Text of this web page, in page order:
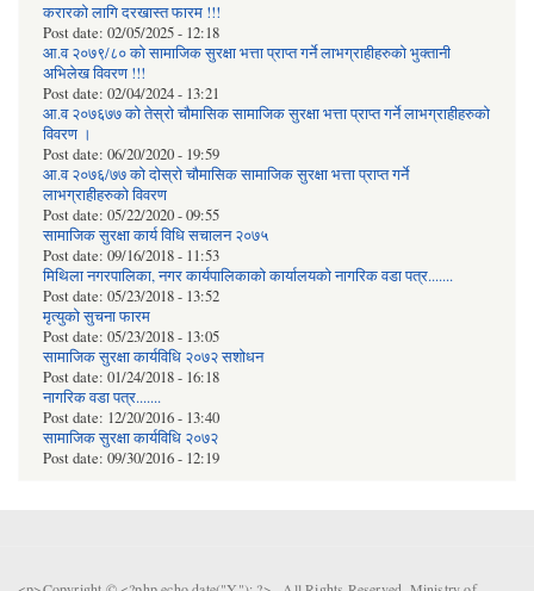
करारको लागि दरखास्त फारम !!!
Post date: 02/05/2025 - 12:18
आ.व २०७९/८० को सामाजिक सुरक्षा भत्ता प्राप्त गर्ने लाभग्राहीहरुको भुक्तानी
अभिलेख विवरण !!!
Post date: 02/04/2024 - 13:21
आ.व २०७६७७ को तेस्रो चौमासिक सामाजिक सुरक्षा भत्ता प्राप्त गर्ने लाभग्राहीहरुको
विवरण ।
Post date: 06/20/2020 - 19:59
आ.व २०७६/७७ को दोस्रो चौमासिक सामाजिक सुरक्षा भत्ता प्राप्त गर्ने
लाभग्राहीहरुको विवरण
Post date: 05/22/2020 - 09:55
सामाजिक सुरक्षा कार्य विधि स‌चालन २०७५
Post date: 09/16/2018 - 11:53
मिथिला नगरपालिका, नगर कार्यपालिकाको कार्यालयकाे नागरिक वडा पत्र.......
Post date: 05/23/2018 - 13:52
मृत्युको सुचना फारम
Post date: 05/23/2018 - 13:05
सामाजिक सुरक्षा कार्यविधि २०७२ स‌शाेधन
Post date: 01/24/2018 - 16:18
नागरिक वडा पत्र.......
Post date: 12/20/2016 - 13:40
सामाजिक सुरक्षा कार्यविधि २०७२
Post date: 09/30/2016 - 12:19